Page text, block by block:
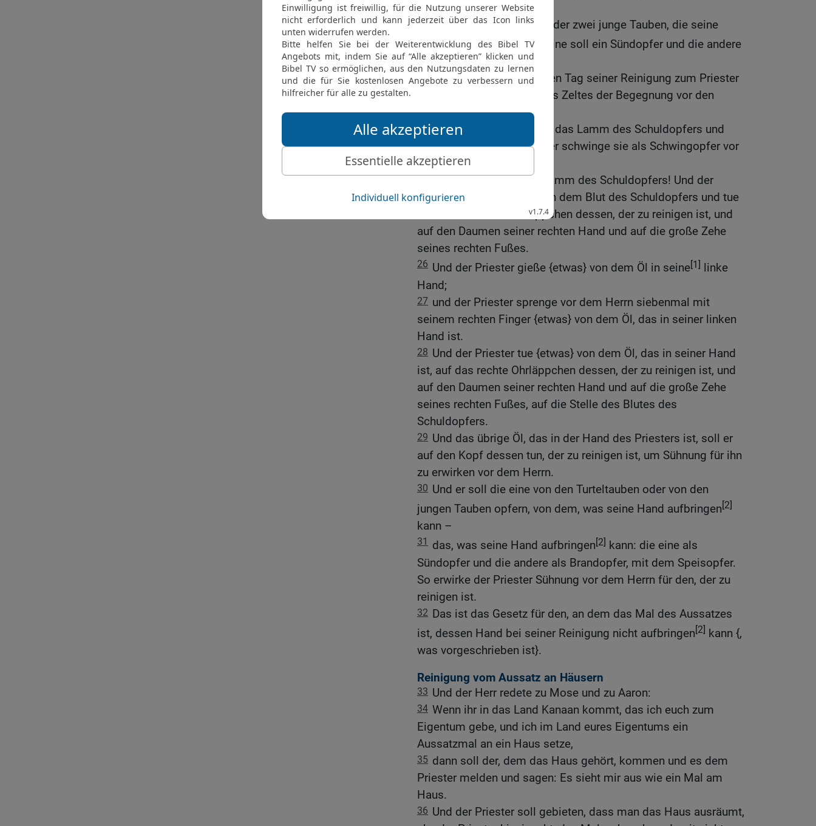
Log Öl
22 und zwei Turteltauben oder zwei junge Tauben, die seine
Hand aufbringen[7]kann: eine soll ein Sündopfer und die andere
ein Brandopfer sein.
23 Und er soll sie am achten Tag seiner Reinigung zum Priester
bringen an den Eingang des Zeltes der Begegnung vor den
Herrn.
24 Und der Priester nehme das Lamm des Schuldopfers und
das Log Öl, und der Priester schwinge sie als Schwingopfer vor
dem Herrn.
25 Und er schlachte das Lamm des Schuldopfers! Und der
Priester nehme {etwas} von dem Blut des Schuldopfers und tue
es auf das rechte Ohrläppchen dessen, der zu reinigen ist, und
auf den Daumen seiner rechten Hand und auf die große Zehe
seines rechten Fußes.
26 Und der Priester gieße {etwas} von dem Öl in seine[1] linke
Hand;
27 und der Priester sprenge vor dem Herrn siebenmal mit
seinem rechten Finger {etwas} von dem Öl, das in seiner linken
Hand ist.
28 Und der Priester tue {etwas} von dem Öl, das in seiner Hand
ist, auf das rechte Ohrläppchen dessen, der zu reinigen ist, und
auf den Daumen seiner rechten Hand und auf die große Zehe
seines rechten Fußes, auf die Stelle des Blutes des
Schuldopfers.
29 Und das übrige Öl, das in der Hand des Priesters ist, soll er
auf den Kopf dessen tun, der zu reinigen ist, um Sühnung für ihn
zu erwirken vor dem Herrn.
30 Und er soll die eine von den Turteltauben oder von den
jungen Tauben opfern, von dem, was seine Hand aufbringen[2]
kann –
31 das, was seine Hand aufbringen[2] kann: die eine als
Sündopfer und die andere als Brandopfer, mit dem Speisopfer.
So erwirke der Priester Sühnung vor dem Herrn für den, der zu
reinigen ist.
32 Das ist das Gesetz für den, an dem das Mal des Aussatzes
ist, dessen Hand bei seiner Reinigung nicht aufbringen[2] kann {,
was vorgeschrieben ist}.
Reinigung vom Aussatz an Häusern
33 Und der Herr redete zu Mose und zu Aaron:
34 Wenn ihr in das Land Kanaan kommt, das ich euch zum
Eigentum gebe, und ich im Land eures Eigentums ein
Aussatzmal an ein Haus setze,
35 dann soll der, dem das Haus gehört, kommen und es dem
Priester melden und sagen: Es sieht mir aus wie ein Mal am
Haus.
36 Und der Priester soll gebieten, dass man das Haus ausräumt,